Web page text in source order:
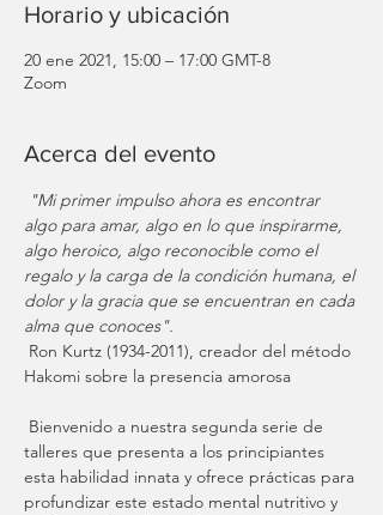
Horario y ubicación
20 ene 2021, 15:00 – 17:00 GMT-8
Zoom
Acerca del evento
"Mi primer impulso ahora es encontrar
algo para amar, algo en lo que inspirarme,
algo heroico, algo reconocible como el
regalo y la carga de la condición humana, el
dolor y la gracia que se encuentran en cada
alma que conoces".
Hakomi sobre la presencia amorosa
talleres que presenta a los principiantes
esta habilidad innata y ofrece prácticas para
profundizar este estado mental nutritivo y